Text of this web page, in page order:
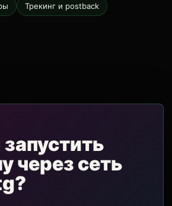
Трекинг и postback
через сеть